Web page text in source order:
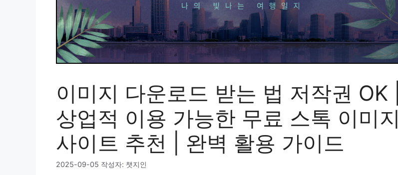
이미지 다운로드 받는 법 저작권 OK |
상업적 이용 가능한 무료 스톡 이미지
사이트 추천 | 완벽 활용 가이드
2025-09-05 작성자: 챗지인